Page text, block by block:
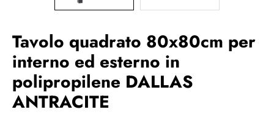
Tavolo quadrato 80x80cm per
interno ed esterno in
polipropilene DALLAS
ANTRACITE